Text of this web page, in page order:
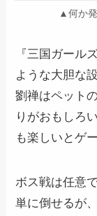
▲何か
『三国ガール
ような大胆な
劉禅はペット
りがおもしろ
も楽しいとゲ
ボス戦は任意
単に倒せるが